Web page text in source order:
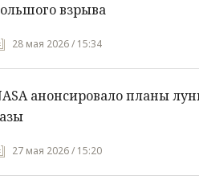
взрыва
28 мая 2026 / 15:34
анонсировало планы
27 мая 2026 / 15:20